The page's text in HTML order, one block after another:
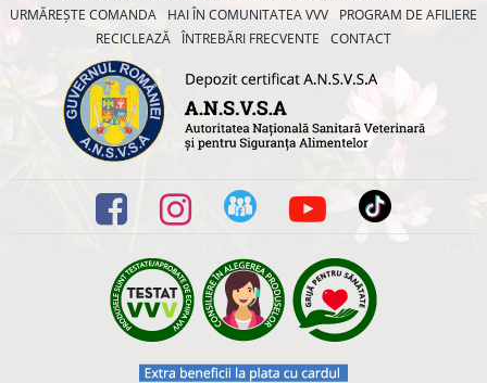
URMĂREȘTE COMANDA
HAI ÎN COMUNITATEA VVV
PROGRAM DE AFILIERE
RECICLEAZĂ ÎNTREBĂRI FRECVENTE CONTACT